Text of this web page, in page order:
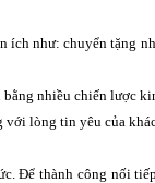
như: chuyển tặng
nhiều chiến lược
với lòng tin yêu của
Để thành công nối